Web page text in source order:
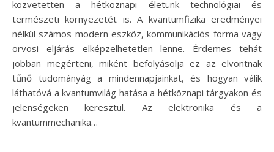
közvetetten a hétköznapi életünk technológiai és
természeti környezetét is. A kvantumfizika eredményei
nélkül számos modern eszköz, kommunikációs forma vagy
orvosi eljárás elképzelhetetlen lenne. Érdemes tehát
jobban megérteni, miként befolyásolja ez az elvontnak
tűnő tudományág a mindennapjainkat, és hogyan válik
láthatóvá a kvantumvilág hatása a hétköznapi tárgyakon és
jelenségeken keresztül. Az elektronika és a
kvantummechanika…